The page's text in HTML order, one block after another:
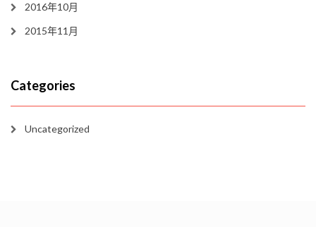
2016年10月
2015年11月
Categories
Uncategorized